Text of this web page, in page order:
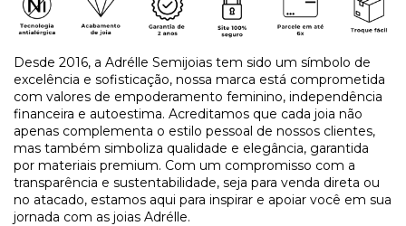
Desde 2016, a Adrélle Semijoias tem sido um símbolo de
excelência e sofisticação, nossa marca está comprometida
com valores de empoderamento feminino, independência
financeira e autoestima. Acreditamos que cada joia não
apenas complementa o estilo pessoal de nossos clientes,
mas também simboliza qualidade e elegância, garantida
por materiais premium. Com um compromisso com a
transparência e sustentabilidade, seja para venda direta ou
no atacado, estamos aqui para inspirar e apoiar você em sua
jornada com as joias Adrélle.